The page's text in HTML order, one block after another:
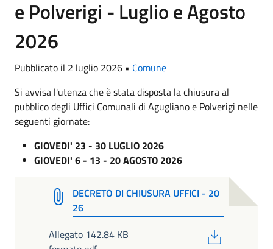
e Polverigi - Luglio e Agosto
2026
Pubblicato il 2 luglio 2026 • Comune
Si avvisa l'utenza che è stata disposta la chiusura al
pubblico degli Uffici Comunali di Agugliano e Polverigi nelle
seguenti giornate:
GIOVEDI' 23 - 30 LUGLIO 2026
GIOVEDI' 6 - 13 - 20 AGOSTO 2026
DECRETO DI CHIUSURA UFFICI - 20
26
Allegato 142.84 KB